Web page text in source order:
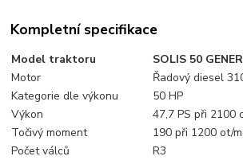
Kompletní specifikace
Model traktoru
SOLIS 50
Motor
Řadový diesel
Kategorie dle výkonu
50 HP
Výkon
47,7 PS při 2100
Točivý moment
190 při 1200 ot/
Počet válců
R3